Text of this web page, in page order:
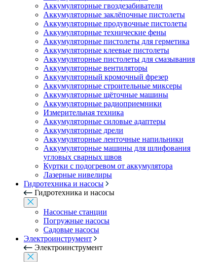
Аккумуляторные гвоздезабиватели
Аккумуляторные заклёпочные пистолеты
Аккумуляторные продувочные пистолеты
Аккумуляторные технические фены
Аккумуляторные пистолеты для герметика
Аккумуляторные клеевые пистолеты
Аккумуляторные пистолеты для смазывания
Аккумуляторные вентиляторы
Аккумуляторный кромочный фрезер
Аккумуляторные строительные миксеры
Аккумуляторные щёточные машины
Аккумуляторные радиоприемники
Измерительная техника
Аккумуляторные силовые адаптеры
Аккумуляторные дрели
Аккумуляторные ленточные напильники
Аккумуляторные машины для шлифования
угловых сварных швов
Куртки с подогревом от аккумулятора
Лазерные нивелиры
Гидротехника и насосы
Гидротехника и насосы
Насосные станции
Погружные насосы
Садовые насосы
Электроинструмент
Электроинструмент